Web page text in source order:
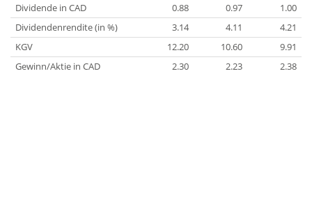
Dividende in CAD
0.88 0.97
1.00
Dividendenrendite (in %)
3.14 4.11
4.21
KGV
12.20 10.60
9.91
Gewinn/Aktie in CAD
2.30 2.23 2.38